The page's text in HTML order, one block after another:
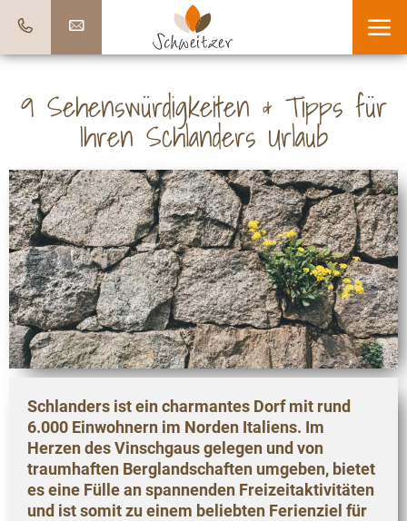
9 Sehenswürdigkeiten & Tipps für
Ihren Schlanders Urlaub
Schlanders ist ein charmantes Dorf mit rund
6.000 Einwohnern im Norden Italiens. Im
Herzen des Vinschgaus gelegen und von
traumhaften Berglandschaften umgeben, bietet
es eine Fülle an spannenden Freizeitaktivitäten
und ist somit zu einem beliebten Ferienziel für